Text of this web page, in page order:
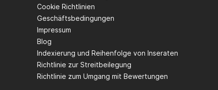
Cookie Richtlinien
Geschäftsbedingungen
Impressum
Blog
Indexierung und Reihenfolge von Inseraten
Richtlinie zur Streitbeilegung
Richtlinie zum Umgang mit Bewertungen